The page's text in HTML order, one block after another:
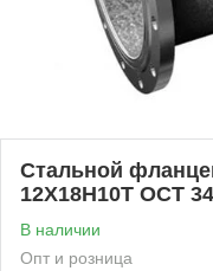
Стальной
12Х18Н10Т ОСТ
В наличии
Опт и розница